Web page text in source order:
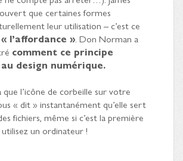
que certaines formes
leur utilisation – c’est ce
« l’affordance ». Don Norman a
comment ce principe
au design numérique.
que l’icône de corbeille sur votre
« dit » instantanément qu’elle sert
fichiers, même si c’est la première
un ordinateur !